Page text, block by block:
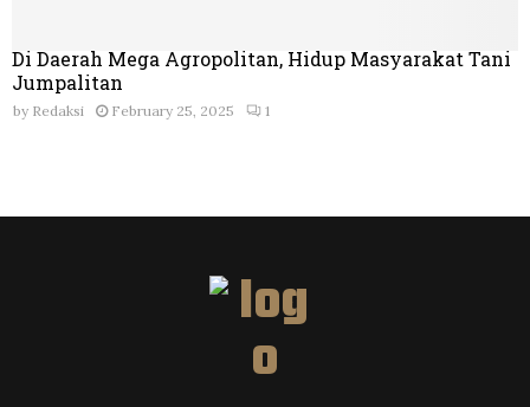
Di Daerah Mega Agropolitan, Hidup Masyarakat Tani
Jumpalitan
by Redaksi February 25, 2025 1